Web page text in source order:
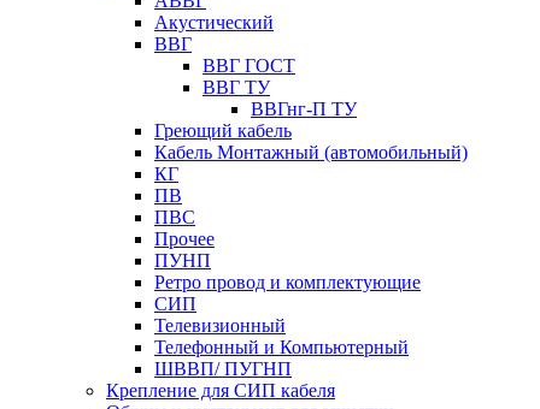
Акустический
ВВГ
ВВГ ГОСТ
ВВГ ТУ
ВВГнг-П ТУ
Греющий кабель
Кабель Монтажный (автомобильный)
КГ
ПВ
ПВС
Прочее
ПУНП
Ретро провод и комплектующие
СИП
Телевизионный
Телефонный и Компьютерный
ШВВП/ ПУГНП
Крепление для СИП кабеля